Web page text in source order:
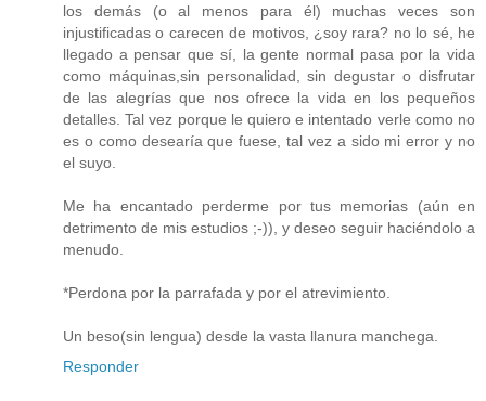
los demás (o al menos para él) muchas veces son
injustificadas o carecen de motivos, ¿soy rara? no lo sé, he
llegado a pensar que sí, la gente normal pasa por la vida
como máquinas,sin personalidad, sin degustar o disfrutar
de las alegrías que nos ofrece la vida en los pequeños
detalles. Tal vez porque le quiero e intentado verle como no
es o como desearía que fuese, tal vez a sido mi error y no
el suyo.
Me ha encantado perderme por tus memorias (aún en
detrimento de mis estudios ;-)), y deseo seguir haciéndolo a
menudo.
*Perdona por la parrafada y por el atrevimiento.
Un beso(sin lengua) desde la vasta llanura manchega.
Responder